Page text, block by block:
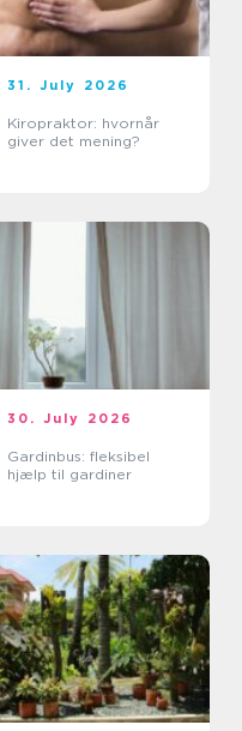
31. July 2026
Kiropraktor: hvornår
giver det mening?
30. July 2026
Gardinbus: fleksibel
hjælp til gardiner